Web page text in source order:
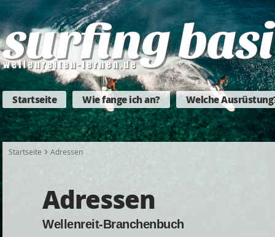
Startseite Wie fange ich an? Welche
Startseite Adressen
Adressen
Wellenreit-Branchenbuch